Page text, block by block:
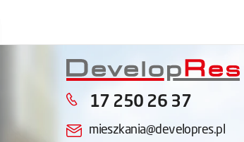
17 250 26 37
mieszkania@developres.pl